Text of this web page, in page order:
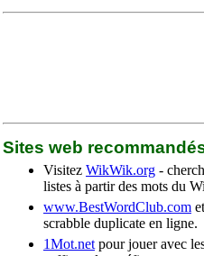
Sites web
Visitez WikWik.org -
listes à partir des mots du
www.BestWordClub.com et
scrabble duplicate en ligne.
1Mot.net pour jouer avec